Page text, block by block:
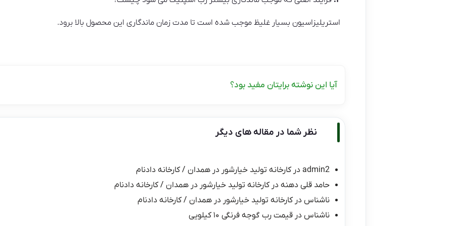
استریلیزاسیون بسیار غلیظ موجب شده است تا مدت زمان ماندگاری این محصول بالا برود.
آیا این نوشته برایتان مفید بود؟
نظر شما در مقاله های دیگر
admin2 درکارخانه تولید خیارشور در همدان / کارخانه دادنام
حامد قلی دهنه درکارخانه تولید خیارشور در همدان / کارخانه دادنام
ناشناس درکارخانه تولید خیارشور در همدان / کارخانه دادنام
ناشناس در قیمت رب گوجه فرنگی ۱۰ کیلویی